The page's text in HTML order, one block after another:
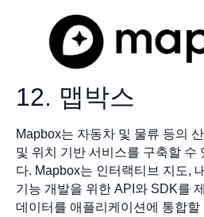
12. 맵박스
Mapbox는 자동차 및 물류 등의
및 위치 기반 서비스를 구축할 수
다. Mapbox는 인터랙티브 지도,
기능 개발을 위한 API와 SDK를
데이터를 애플리케이션에 통합